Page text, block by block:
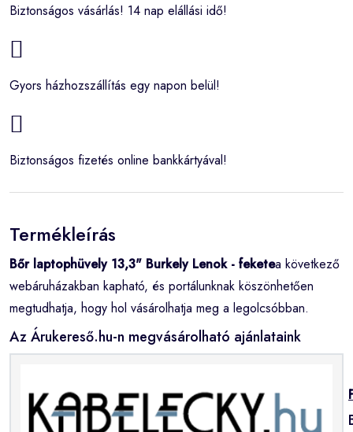
Biztonságos vásárlás! 14 nap elállási idő!
Gyors házhozszállítás egy napon belül!
Biztonságos fizetés online bankkártyával!
Termékleírás
Bőr laptophüvely 13,3" Burkely Lenok - feketea következő
webáruházakban kapható, és portálunknak köszönhetően
megtudhatja, hogy hol vásárolhatja meg a legolcsóbban.
Az Árukereső.hu-n megvásárolható ajánlataink